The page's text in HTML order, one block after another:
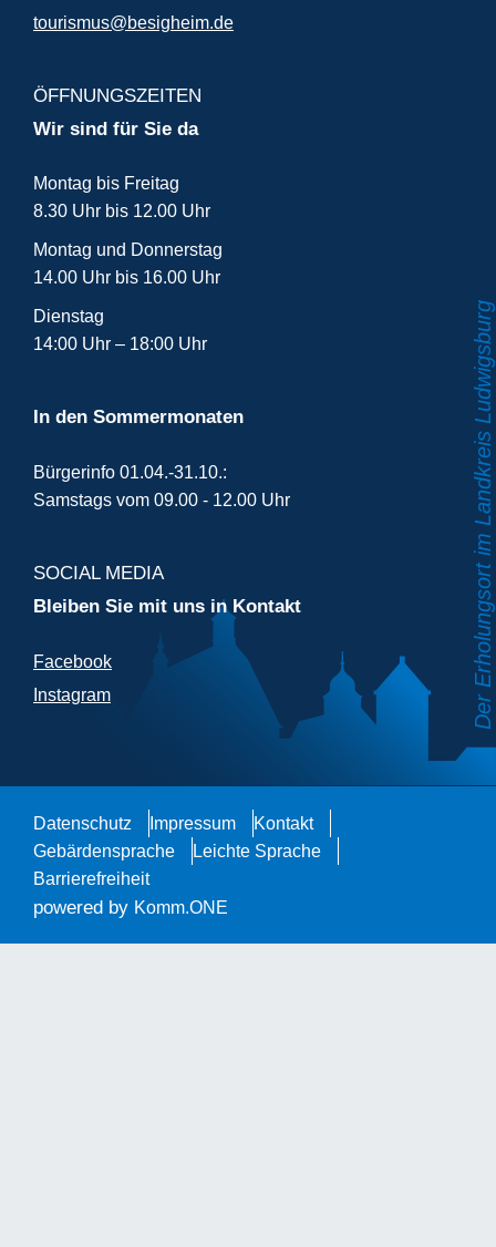
tourismus@besigheim.de
ÖFFNUNGSZEITEN
Wir sind für Sie da
Montag bis Freitag
8.30 Uhr bis 12.00 Uhr
Montag und Donnerstag
14.00 Uhr bis 16.00 Uhr
Dienstag
14:00 Uhr – 18:00 Uhr
In den Sommermonaten
Bürgerinfo 01.04.-31.10.:
Samstags vom 09.00 - 12.00 Uhr
SOCIAL MEDIA
Bleiben Sie mit uns in Kontakt
Facebook
Instagram
Datenschutz Impressum
Kontakt
Gebärdensprache
Leichte Sprache
Barrierefreiheit
powered by Komm.ONE